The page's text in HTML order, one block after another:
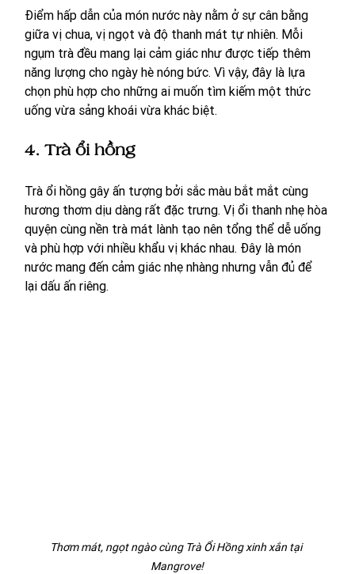
Điểm hấp dẫn của món nước này nằm ở sự cân bằng
giữa vị chua, vị ngọt và độ thanh mát tự nhiên. Mỗi
ngụm trà đều mang lại cảm giác như được tiếp thêm
năng lượng cho ngày hè nóng bức. Vì vậy, đây là lựa
chọn phù hợp cho những ai muốn tìm kiếm một thức
uống vừa sảng khoái vừa khác biệt.
4. Trà ổi hồng
Trà ổi hồng gây ấn tượng bởi sắc màu bắt mắt cùng
hương thơm dịu dàng rất đặc trưng. Vị ổi thanh nhẹ hòa
quyện cùng nền trà mát lành tạo nên tổng thể dễ uống
và phù hợp với nhiều khẩu vị khác nhau. Đây là món
nước mang đến cảm giác nhẹ nhàng nhưng vẫn đủ để
lại dấu ấn riêng.
Thơm mát, ngọt ngào cùng Trà Ổi Hồng xinh xắn tại
Mangrove!